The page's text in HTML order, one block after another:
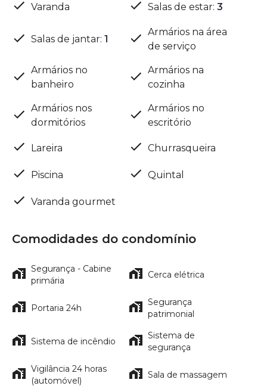
Varanda Salas de estar: 3
Salas de jantar: 1
Armários na área
de serviço
Armários no
banheiro
Armários na
cozinha
Armários nos
dormitórios
Armários no
escritório
Lareira Churrasqueira
Piscina Quintal
Varanda gourmet
Comodidades do condomínio
Segurança - Cabine
primária
Cerca elétrica
Portaria 24h
Segurança
patrimonial
Sistema de incêndio
Sistema de
segurança
Vigilância 24 horas
(automóvel)
Sala de massagem